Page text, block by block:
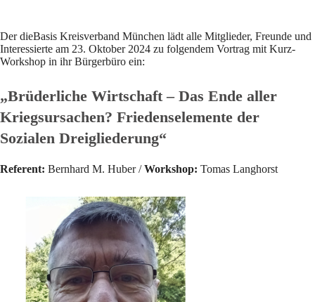
Der dieBasis Kreisverband München lädt alle Mitglieder, Freunde und
Interessierte am 23. Oktober 2024 zu folgendem Vortrag mit Kurz-
Workshop in ihr Bürgerbüro ein:
„Brüderliche Wirtschaft – Das Ende aller
Kriegsursachen? Friedenselemente der
Sozialen Dreigliederung“
Referent: Bernhard M. Huber /Workshop: Tomas Langhorst